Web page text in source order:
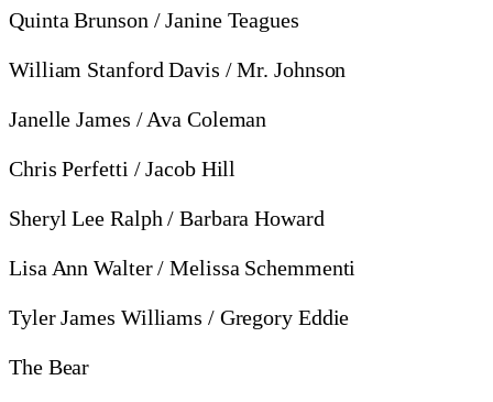
Quinta Brunson / Janine Teagues
William Stanford Davis / Mr. Johnson
Janelle James / Ava Coleman
Chris Perfetti / Jacob Hill
Sheryl Lee Ralph / Barbara Howard
Lisa Ann Walter / Melissa Schemmenti
Tyler James Williams / Gregory Eddie
The Bear